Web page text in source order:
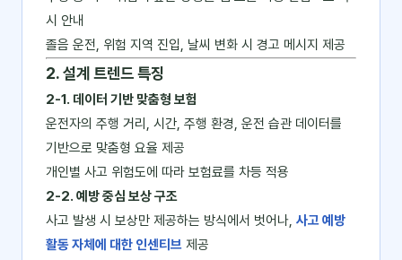
시 안내
졸음 운전, 위험 지역 진입, 날씨 변화 시 경고 메시지 제공
2. 설계 트렌드 특징
2-1. 데이터 기반 맞춤형 보험
운전자의 주행 거리, 시간, 주행 환경, 운전 습관 데이터를
기반으로 맞춤형 요율 제공
개인별 사고 위험도에 따라 보험료를 차등 적용
2-2. 예방 중심 보상 구조
사고 발생 시 보상만 제공하는 방식에서 벗어나, 사고 예방
활동 자체에 대한 인센티브 제공